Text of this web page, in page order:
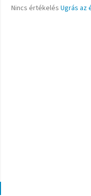
A
Nincs értékelés Ugrás az